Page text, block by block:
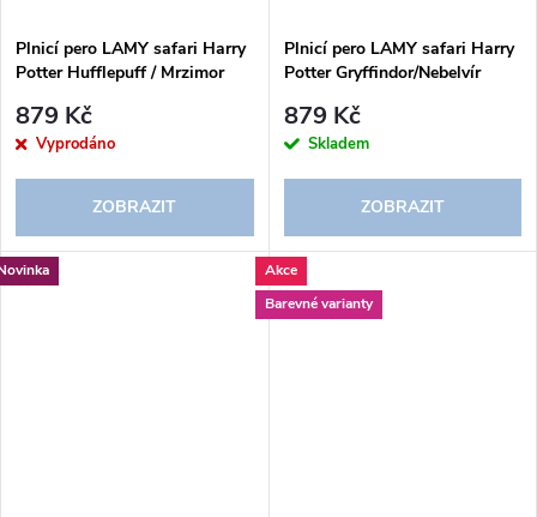
Plnicí pero LAMY safari Harry
Potter Hufflepuff / Mrzimor
879 Kč
Vyprodáno
ZOBRAZIT
Plnicí pero LAMY safari Harry
Potter Gryffindor/Nebelvír
879 Kč
Skladem
ZOBRAZIT
Akce
Barevné varianty